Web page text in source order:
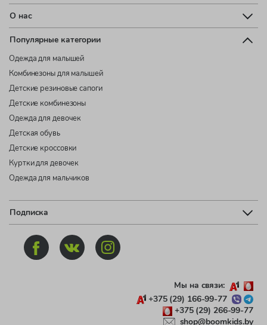
О нас
Популярные категории
Одежда для малышей
Комбинезоны для малышей
Детские резиновые сапоги
Детские комбинезоны
Одежда для девочек
Детская обувь
Детские кроссовки
Куртки для девочек
Одежда для мальчиков
Подписка
Мы на связи:
+375 (29) 166-99-77
+375 (29) 266-99-77
shop@boomkids.by